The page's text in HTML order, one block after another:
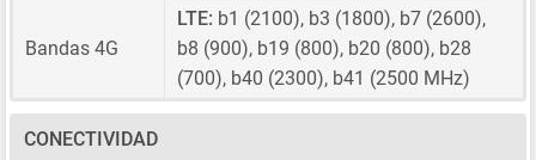
Bandas 4G
LTE: b1 (2100), b3 (1800), b7 (2600),
b8 (900), b19 (800), b20 (800), b28
(700), b40 (2300), b41 (2500 MHz)
CONECTIVIDAD